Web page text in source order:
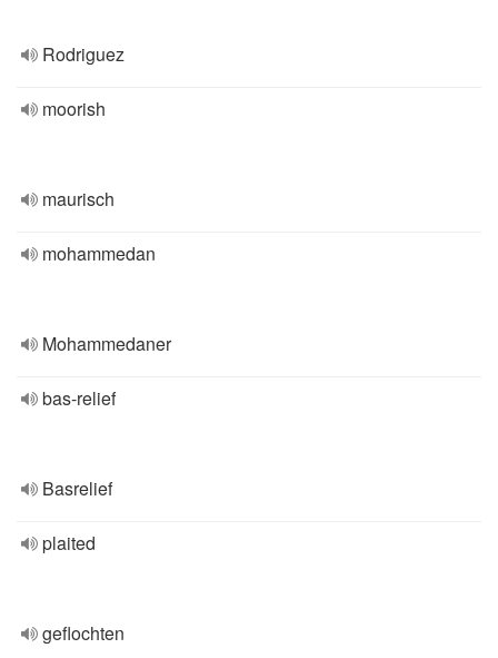
Rodriguez
moorish
maurisch
mohammedan
Mohammedaner
bas-relief
Basrelief
plaited
geflochten